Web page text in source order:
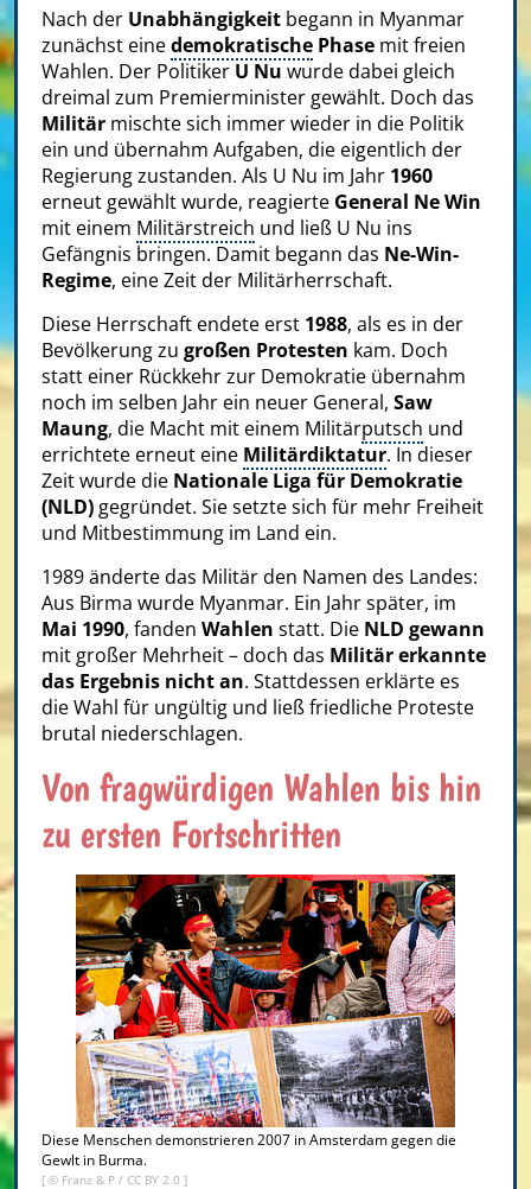
Nach der Unabhängigkeit begann in Myanmar
zunächst einedemokratische Phase mit freien
Wahlen. Der Politiker U Nu wurde dabei gleich
dreimal zum Premierminister gewählt. Doch das
Militär mischte sich immer wieder in die Politik
ein und übernahm Aufgaben, die eigentlich der
Regierung zustanden. Als U Nu im Jahr 1960
erneut gewählt wurde, reagierte General Ne Win
mit einem Militärstreich und ließ U Nu ins
Gefängnis bringen. Damit begann das Ne-Win-
Regime, eine Zeit der Militärherrschaft.
Diese Herrschaft endete erst 1988, als es in der
Bevölkerung zu großen Protesten kam. Doch
statt einer Rückkehr zur Demokratie übernahm
noch im selben Jahr ein neuer General, Saw
Maung, die Macht mit einem Militärputsch und
errichtete erneut eine Militärdiktatur. In dieser
Zeit wurde die Nationale Liga für Demokratie
(NLD) gegründet. Sie setzte sich für mehr Freiheit
und Mitbestimmung im Land ein.
1989 änderte das Militär den Namen des Landes:
Aus Birma wurde Myanmar. Ein Jahr später, im
Mai 1990, fanden Wahlen statt. Die NLD gewann
mit großer Mehrheit – doch das Militär erkannte
das Ergebnis nicht an. Stattdessen erklärte es
die Wahl für ungültig und ließ friedliche Proteste
brutal niederschlagen.
Von fragwürdigen Wahlen bis hin
zu ersten Fortschritten
Diese Menschen demonstrieren 2007 in Amsterdam gegen die
Gewlt in Burma.
[ © Franz & P / CC BY 2.0 ]